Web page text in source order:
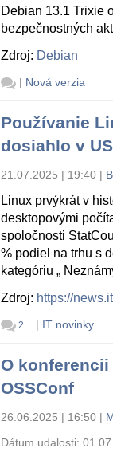
Debian 13.1 Trixie
bezpečnostných
Zdroj: Debian
| Nová verzia
Používanie
dosiahlo v
21.07.2025 | 19:40 |
Linux prvýkrát v
desktopovými
spoločnosti
% podiel na trhu s
kategóriu „
Zdroj: https://
2 | IT novinky
O
OSSConf
26.06.2025 | 16:50 |
Dátum udalosti: